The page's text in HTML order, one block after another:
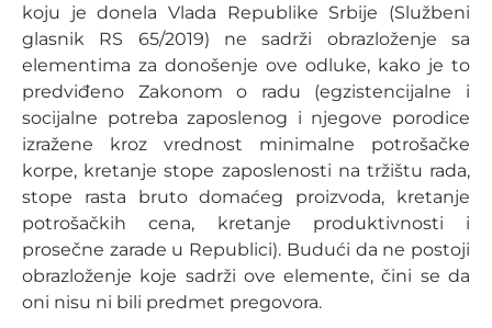
koju je donela Vlada Republike Srbije (Službeni
glasnik RS 65/2019) ne sadrži obrazloženje sa
elementima za donošenje ove odluke, kako je to
predviđeno Zakonom o radu (egzistencijalne i
socijalne potreba zaposlenog i njegove porodice
izražene kroz vrednost minimalne potrošačke
korpe, kretanje stope zaposlenosti na tržištu rada,
stope rasta bruto domaćeg proizvoda, kretanje
potrošačkih cena, kretanje produktivnosti i
prosečne zarade u Republici). Budući da ne postoji
obrazloženje koje sadrži ove elemente, čini se da
oni nisu ni bili predmet pregovora.